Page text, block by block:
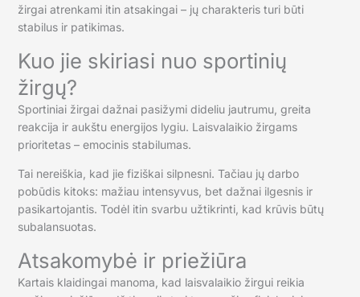
žirgai atrenkami itin atsakingai – jų charakteris turi būti
stabilus ir patikimas.
Kuo jie skiriasi nuo sportinių
žirgų?
Sportiniai žirgai dažnai pasižymi dideliu jautrumu, greita
reakcija ir aukštu energijos lygiu. Laisvalaikio žirgams
prioritetas – emocinis stabilumas.
Tai nereiškia, kad jie fiziškai silpnesni. Tačiau jų darbo
pobūdis kitoks: mažiau intensyvus, bet dažnai ilgesnis ir
pasikartojantis. Todėl itin svarbu užtikrinti, kad krūvis būtų
subalansuotas.
Atsakomybė ir priežiūra
Kartais klaidingai manoma, kad laisvalaikio žirgui reikia